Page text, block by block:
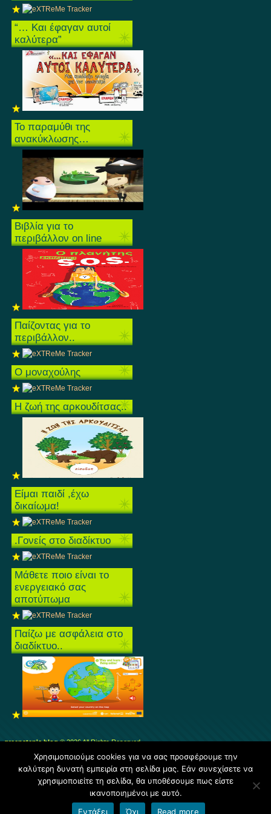
“… Και έφαγαν αυτοί
καλύτερα”
Το παραμύθι της
ανακύκλωσης…
Βιβλία για το
περιβάλλον on line
Παίζοντας για το
περιβάλλον..
O μοναχούλης
Η ζωή της αρκουδίτσας..
Είμαι παιδί ,έχω
δικαίωμα!
.Γονείς στο διαδίκτυο
Μάθετε ποιο είναι το
ενεργειακό σας
αποτύπωμα
Παίζω με ασφάλεια στο
διαδίκτυο..
greenstep's blog© 2026 All Rights Reserved.
και
Φιλοξενείται από Blogs.sch.gr
Όροι χρήσης blogs.sch.gr|Δήλωση προσβασιμότητας
Χρησιμοποιούμε cookies για να σας προσφέρουμε την
καλύτερη δυνατή εμπειρία στη σελίδα μας. Εάν συνεχίσετε να
χρησιμοποιείτε τη σελίδα, θα υποθέσουμε πως είστε
ικανοποιημένοι με αυτό.
Εντάξει
Όχι Read more